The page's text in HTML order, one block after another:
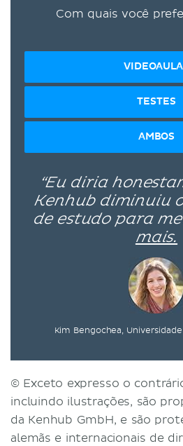
Com quais você
TESTES
AMBOS
“Eu diria
Kenhub diminuiu
de estudo para
mais.
Kim Bengochea,
© Exceto expresso o
incluindo ilustrações, são
da Kenhub GmbH, e são
alemãs e internacionais de